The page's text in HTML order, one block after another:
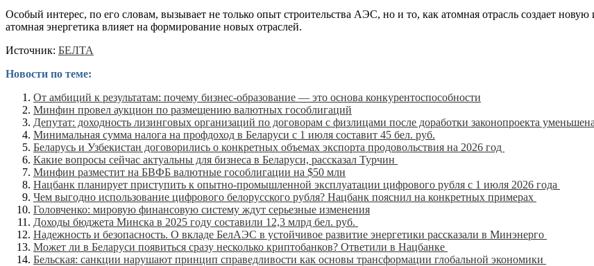
Особый интерес, по его словам, вызывает не только опыт строительства АЭС, но и то, как атомная отрасль создает
атомная энергетика влияет на формирование новых отраслей.
Источник: БЕЛТА
Новости по теме:
От амбиций к результатам: почему бизнес-образование — это основа конкурентоспособности
Минфин провел аукцион по размещению валютных гособлигаций
Депутат: доходность лизинговых организаций по договорам с физлицами после доработки законопроекта
Минимальная сумма налога на профдоход в Беларуси с 1 июля составит 45 бел. руб.
Беларусь и Узбекистан договорились о конкретных объемах экспорта продовольствия на 2026 год
Какие вопросы сейчас актуальны для бизнеса в Беларуси, рассказал Турчин
Минфин разместит на БВФБ валютные гособлигации на $50 млн
Нацбанк планирует приступить к опытно-промышленной эксплуатации цифрового рубля с 1 июля 2026 года
Чем выгодно использование цифрового белорусского рубля? Нацбанк пояснил на конкретных примерах
Головченко: мировую финансовую систему ждут серьезные изменения
Доходы бюджета Минска в 2025 году составили 12,3 млрд бел. руб.
Надежность и безопасность. О вкладе БелАЭС в устойчивое развитие энергетики рассказали в Минэнерго
Может ли в Беларуси появиться сразу несколько криптобанков? Ответили в Нацбанке
Бельская: санкции нарушают принцип справедливости как основы трансформации глобальной экономики